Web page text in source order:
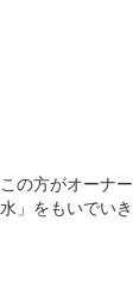
この方がオーナ
水」をもいでいき